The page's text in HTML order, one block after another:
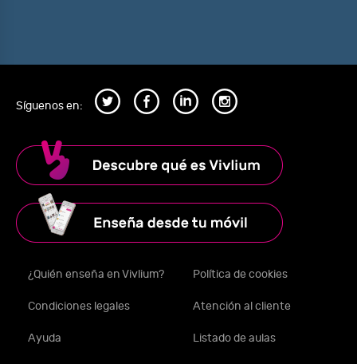
Síguenos en:
¿Quién enseña en Vivlium? Política de cookies
Condiciones legales Atención al cliente
Ayuda Listado de aulas